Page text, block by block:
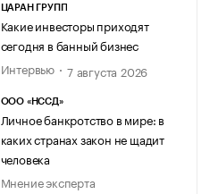
ЦАРАН ГРУПП
Какие инвесторы приходят
сегодня в банный бизнес
Интервью
7 августа 2026
ООО «НССД»
Личное банкротство в мире: в
каких странах закон не щадит
человека
Мнение эксперта